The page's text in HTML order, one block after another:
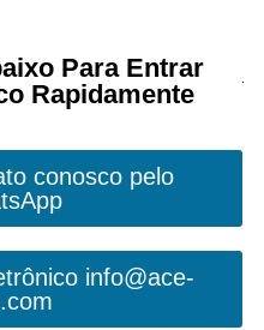
Para Entrar
Rapidamente
conosco pelo
info@ace-